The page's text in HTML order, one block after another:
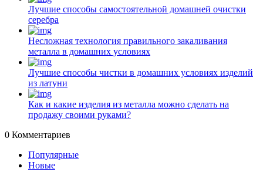
Лучшие способы самостоятельной домашней очистки
серебра
Несложная технология правильного закаливания
металла в домашних условиях
Лучшие способы чистки в домашних условиях изделий
из латуни
Как и какие изделия из металла можно сделать на
продажу своими руками?
0 Комментариев
Популярные
Новые